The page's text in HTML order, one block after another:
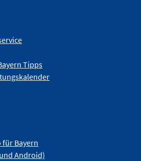
Tipps
Bayern
Android)